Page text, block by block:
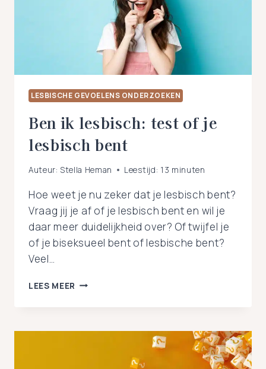
ALLES
OVERHOOP.
LESBISCHE GEVOELENS ONDERZOEKEN
Ben ik lesbisch: test of je
lesbisch bent
Auteur: Stella Heman Leestijd: 13 minuten
Hoe weet je nu zeker dat je lesbisch bent?
Vraag jij je af of je lesbisch bent en wil je
daar meer duidelijkheid over? Of twijfel je
of je biseksueel bent of lesbische bent?
Veel…
LEES MEER BEN
OF